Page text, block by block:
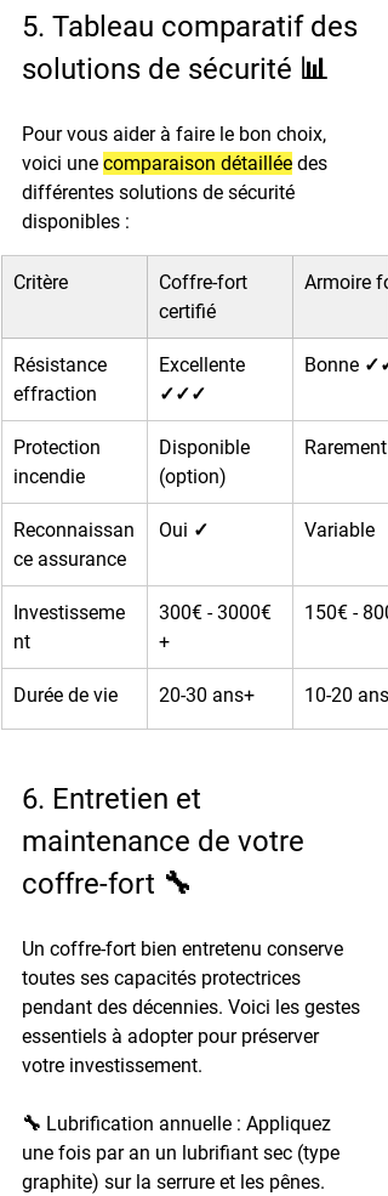
5. Tableau comparatif des
solutions de sécurité 📊
Pour vous aider à faire le bon choix,
voici une comparaison détaillée des
différentes solutions de sécurité
disponibles :
Critère
Coffre-fort
certifié
Armoire
Résistance
effraction
Excellente
✓✓✓
Bonne ✓✓
Protection
incendie
Disponible
(option)
Rarement
Reconnaissan
ce assurance
Oui ✓ Variable
Investisseme
nt
300€ - 3000€
+
150€ -
Durée de vie 20-30 ans+ 10-20 ans
6. Entretien et
maintenance de votre
coffre-fort 🔧
Un coffre-fort bien entretenu conserve
toutes ses capacités protectrices
pendant des décennies. Voici les gestes
essentiels à adopter pour préserver
votre investissement.
🔧 Lubrification annuelle : Appliquez
une fois par an un lubrifiant sec (type
graphite) sur la serrure et les pênes.